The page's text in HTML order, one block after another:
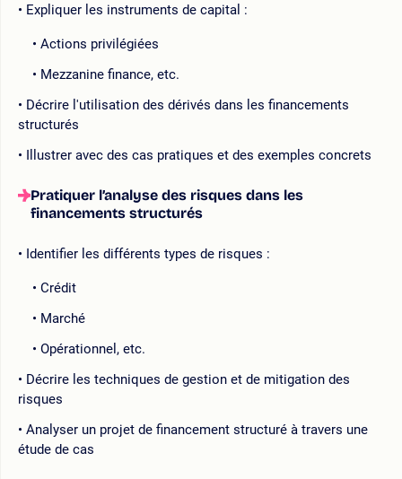
Expliquer les instruments de capital :
Actions privilégiées
Mezzanine finance, etc.
Décrire l'utilisation des dérivés dans les financements
structurés
Illustrer avec des cas pratiques et des exemples concrets
Pratiquer l’analyse des risques dans les
financements structurés
Identifier les différents types de risques :
Crédit
Marché
Opérationnel, etc.
Décrire les techniques de gestion et de mitigation des
risques
Analyser un projet de financement structuré à travers une
étude de cas